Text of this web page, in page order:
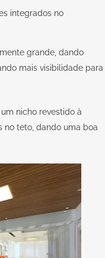
grande, dando
mais visibilidade para
nicho revestido à
no teto, dando uma boa